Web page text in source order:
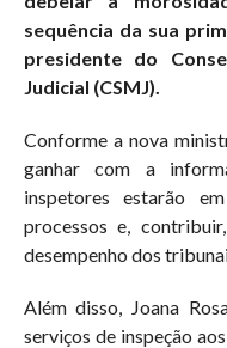
sequência da sua
presidente do
Judicial (CSMJ).
Conforme a nova
ganhar com a
inspetores estarão
processos e,
desempenho dos
Além disso, Joana
serviços de inspeção